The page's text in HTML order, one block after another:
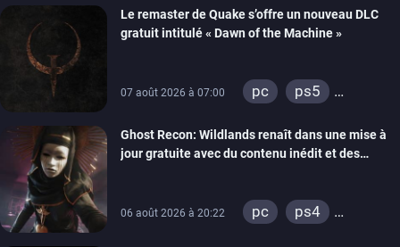
Le remaster de Quake s’offre un nouveau DLC
gratuit intitulé « Dawn of the Machine »
07 août 2026 à 07:00 pc
ps5
switch
ps4
xbox one
Ghost Recon: Wildlands renaît dans une mise à
jour gratuite avec du contenu inédit et des
06 août 2026 à 20:22 pc
ps4